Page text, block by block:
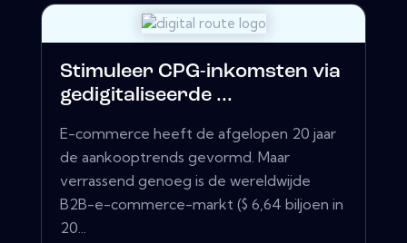
Stimuleer CPG-inkomsten via
gedigitaliseerde ...
E-commerce heeft de afgelopen 20 jaar
de aankooptrends gevormd. Maar
verrassend genoeg is de wereldwijde
B2B-e-commerce-markt ($ 6,64 biljoen in
20...